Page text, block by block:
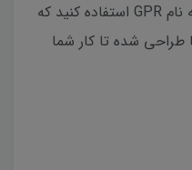
هستید میتوانید از دستگاهی به نام GPR استفاده کنید که
طراحی شده تا کار شما